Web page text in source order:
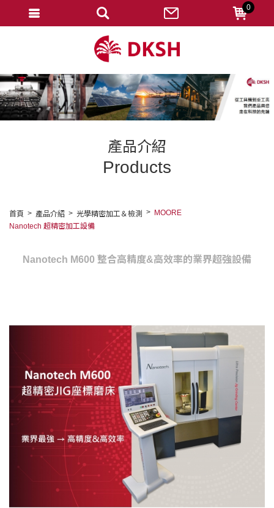
產品介紹
Products
首頁 產品介紹 光學精密加工＆檢測
MOORE
Nanotech 超精密加工設備
Nanotech M600 整合高精度&高效率的業界超強設備
0
忘記密碼
變更密碼
修改個人資料
匯款通知